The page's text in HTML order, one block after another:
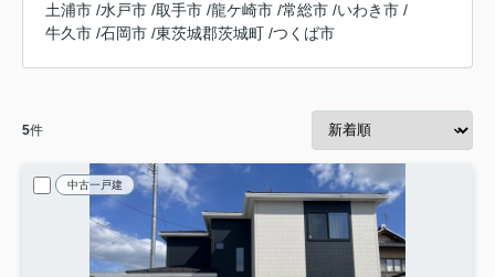
土浦市 /水戸市 /取手市 /龍ケ崎市 /常総市 /いわき市 /
牛久市 /石岡市 /東茨城郡茨城町 /つくば市
5件
中古一戸建